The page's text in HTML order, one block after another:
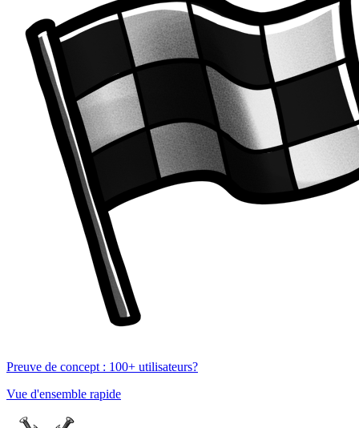
Preuve de concept : 100+ utilisateurs?
Vue d'ensemble rapide